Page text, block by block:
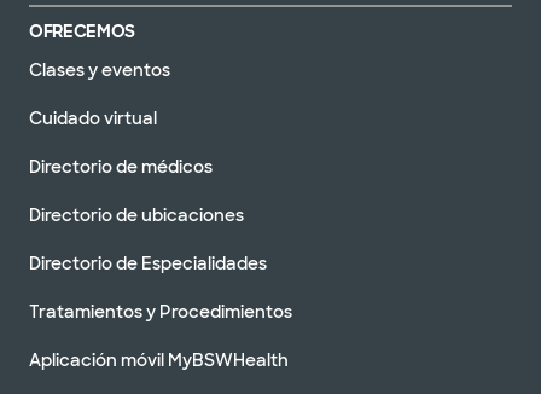
OFRECEMOS
Clases y eventos
Cuidado virtual
Directorio de médicos
Directorio de ubicaciones
Directorio de Especialidades
Tratamientos y Procedimientos
Aplicación móvil MyBSWHealth